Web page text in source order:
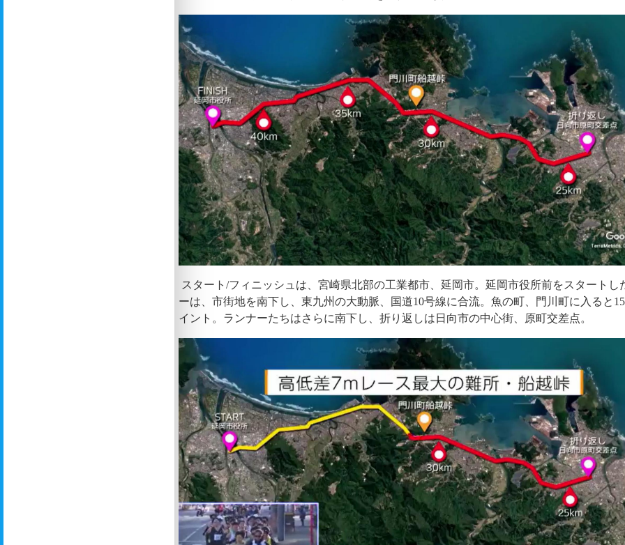
スタート/フィニッシュは、宮崎県北部の工業都市、延岡市。延岡市役所前をスタートし
ーは、市街地を南下し、東九州の大動脈、国道10号線に合流。魚の町、門川町に入ると
イント。ランナーたちはさらに南下し、折り返しは日向市の中心街、原町交差点。